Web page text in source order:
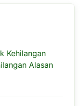
Kehilangan
Alasan